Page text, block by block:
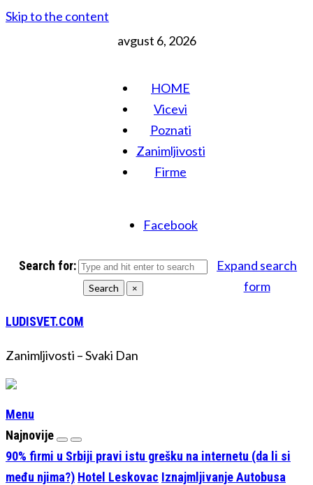
Skip to the content
avgust 6, 2026
HOME
Vicevi
Poznati
Zanimljivosti
Firme
Facebook
Search for:
Search ×
Expand search
form
LUDISVET.COM
Zanimljivosti – Svaki Dan
Menu
Najnovije
90% firmi u Srbiji pravi istu grešku na internetu (da li si
među njima?) Hotel Leskovac Iznajmljivanje Autobusa